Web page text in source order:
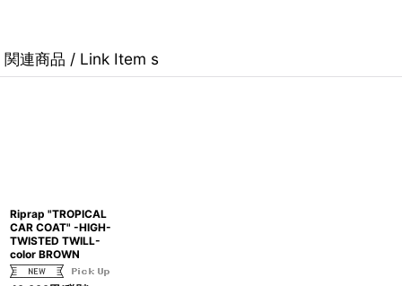
関連商品 / Link Item s
Riprap "TROPICAL
CAR COAT" -HIGH-
TWISTED TWILL-
color BROWN